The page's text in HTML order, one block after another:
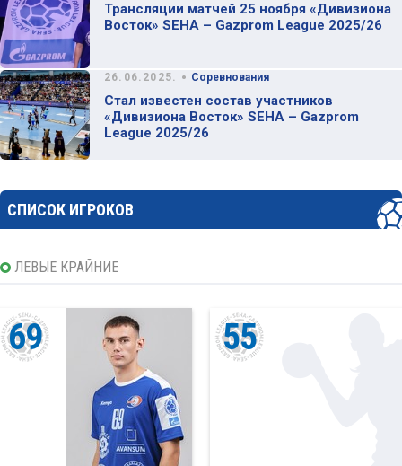
Трансляции матчей 25 ноября «Дивизиона
Восток» SEHA – Gazprom League 2025/26
26.06.2025. • Соревнования
Стал известен состав участников
«Дивизиона Восток» SEHA – Gazprom
League 2025/26
СПИСОК ИГРОКОВ
ЛЕВЫЕ КРАЙНИЕ
69 55